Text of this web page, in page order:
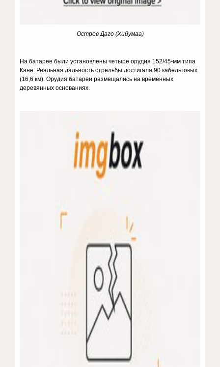
ОстровДаго (Хийумаа)
На батарее были установлены четыре орудия 152/45-мм типа
Кане. Реаль­ная дальность стрельбы достигала 90 кабельтовых
(16,6 км). Орудия батареи размещались на временных
деревянных основаниях.